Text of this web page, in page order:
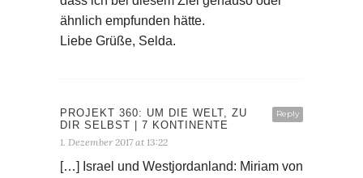
ähnlich empfunden hätte.
Liebe Grüße, Selda.
Reply
PROJEKT 360: UM DIE WELT, ZU
DIR SELBST | 7 KONTINENTE
1. Dezember 2017 at 13:22
[…] Israel und Westjordanland: Miriam von